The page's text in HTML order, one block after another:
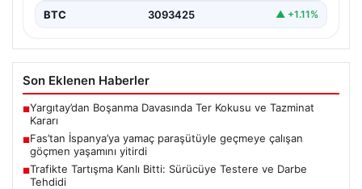
BTC 3093425 ▲ +1.11%
Son Eklenen Haberler
■Yargıtay’dan Boşanma Davasında Ter Kokusu ve Tazminat
Kararı
■Fas’tan İspanya’ya yamaç paraşütüyle geçmeye çalışan
göçmen yaşamını yitirdi
■Trafikte Tartışma Kanlı Bitti: Sürücüye Testere ve Darbe
Tehdidi